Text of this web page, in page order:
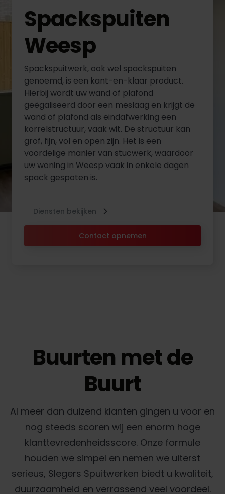
Spackspuiten
Weesp
Spackspuitwerk, ook wel spackspuiten
genoemd, is een kant-en-klaar product.
Hierbij wordt uw wand of plafond
geëgaliseerd door een meslaag en krijgt de
wand of plafond als eindafwerking een
korrelstructuur, vaak wit. De structuur kan
grof, fijn, vol en open zijn. Het is een
voordelige manier van stucwerk, waardoor
uw woning in Weesp vaak in enkele dagen
spack gespoten is.
Contact opnemen
Diensten bekijken
Buurten met de
Buurt
Al meer dan duizend klanten gingen u voor en
nog steeds scoren wij een enorm hoge
klanttevredenheidsscore. Onze formule
houden we simpel en nemen we uiterst
serieus, Slegers Spuitwerken biedt u kwaliteit,
duurzaamheid en verrassend veel voordeel.